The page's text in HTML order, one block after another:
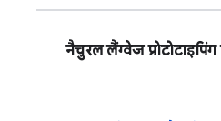
नैचुरल लैंग्वेज